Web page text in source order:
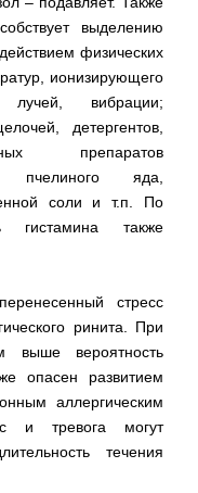
выделению
физических
ионизирующего
лучей, вибрации;
детергентов,
препаратов
пчелиного яда,
соли и т.п. По
гистамина также
стресс
ринита. При
выше вероятность
опасен развитием
аллергическим
и тревога могут
течения